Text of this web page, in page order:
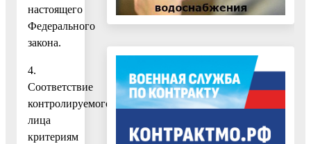
настоящего
Федерального
закона.
4.
Соответствие
контролируемого
лица
критериям